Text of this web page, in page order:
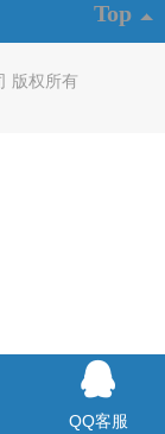
Top
版权所有
QQ客服